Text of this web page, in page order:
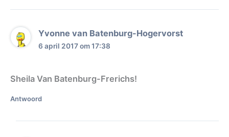
Yvonne van Batenburg-Hogervorst
6 april 2017 om 17:38
Sheila Van Batenburg-Frerichs!
Antwoord